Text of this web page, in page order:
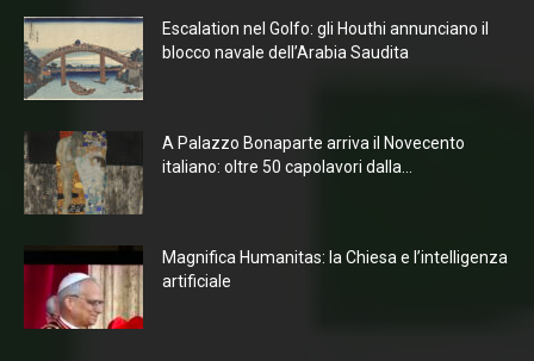
Escalation nel Golfo: gli Houthi annunciano il
blocco navale dell’Arabia Saudita
A Palazzo Bonaparte arriva il Novecento
italiano: oltre 50 capolavori dalla...
Magnifica Humanitas: la Chiesa e l’intelligenza
artificiale